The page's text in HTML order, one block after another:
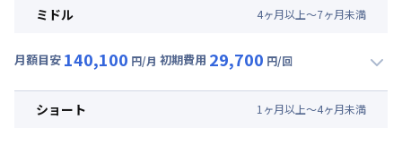
月額賃料目安(30日利用)
光熱費他 : 21,000円/月 (700円/日) (税抜)
ミドル 4ヶ月以上～7ヶ月未満
月額目安 140,100 円/月 初期費用 29,700 円/回
月額賃料目安(30日利用)
ショート 1 ヶ月以上～4ヶ月未満